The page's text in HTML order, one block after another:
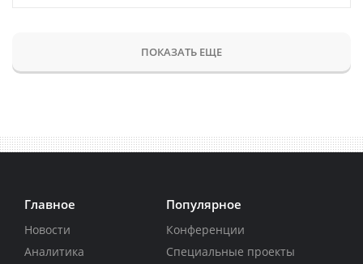
ПОКАЗАТЬ ЕЩЕ
Главное
Новости
Аналитика
Популярное
Конференции
Специальные проекты